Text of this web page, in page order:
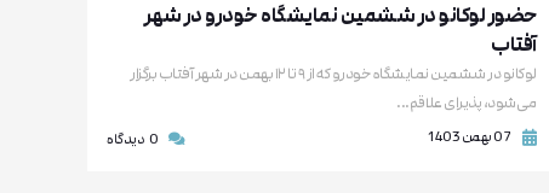
حضور لوکانو در ششمین نمایشگاه خودرو در شهر
آفتاب
لوکانو در ششمین نمایشگاه خودرو که از ۹ تا ۱۲ بهمن در شهر آفتاب برگزار
می‌شود، پذیرای علاقم...
07 بهمن 1403 0 دیدگاه